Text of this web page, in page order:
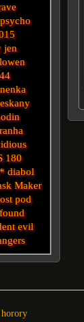
psycho
jen
180
diabol
Maker
pod
found
evil
horory